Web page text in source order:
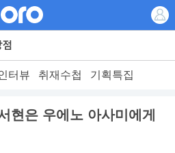
터뷰 취재수첩 기획특집
현은 우에노 아사미에게